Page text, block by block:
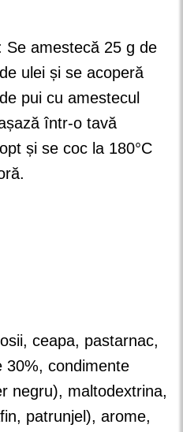
Se amestecă 25 g de
ulei și se acoperă
pui cu amestecul
într-o tavă
și se coc la 180°C
ceapa, pastarnac,
30%, condimente
negru), maltodextrina,
patrunjel), arome,